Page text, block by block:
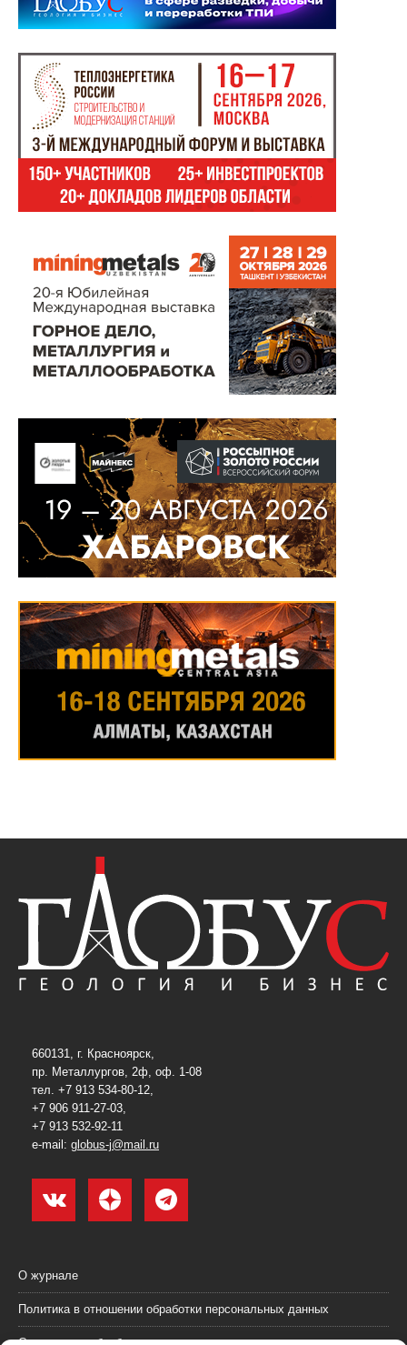
660131, г. Красноярск,
пр. Металлургов, 2ф, оф. 1-08
тел. +7 913 534-80-12,
+7 906 911-27-03,
+7 913 532-92-11
e-mail: globus-j@mail.ru
О журнале
Политика в отношении обработки персональных данных